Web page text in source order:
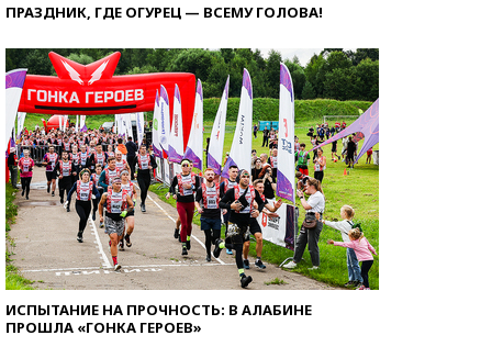
ПРАЗДНИК, ГДЕ ОГУРЕЦ — ВСЕМУ ГОЛОВА!
ИСПЫТАНИЕ НА ПРОЧНОСТЬ: В АЛАБИНЕ
ПРОШЛА «ГОНКА ГЕРОЕВ»